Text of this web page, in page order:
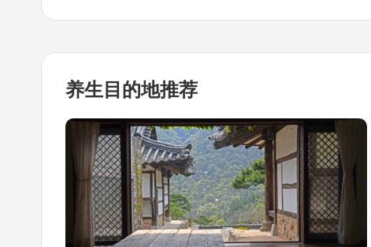
养生目的地推荐